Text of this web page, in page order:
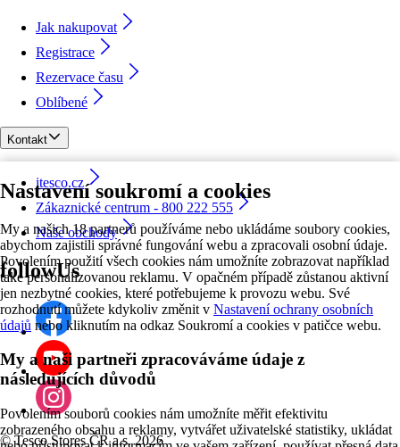
Nastavení soukromí a cookies
My a našich 18 partnerů používáme nebo ukládáme soubory cookies,
abychom zajistili správné fungování webu a zpracovali osobní údaje.
Povolením použití všech cookies nám umožníte zobrazovat například
také personalizovanou reklamu. V opačném případě zůstanou aktivní
jen nezbytné cookies, které potřebujeme k provozu webu. Své
rozhodnutí můžete kdykoliv změnit v Nastavení ochrany osobních
údajů nebo kliknutím na odkaz Soukromí a cookies v patičce webu.
My a naši partneři zpracováváme údaje z
následujících důvodů
Povolením souborů cookies nám umožníte měřit efektivitu
zobrazeného obsahu a reklamy, vytvářet uživatelské statistiky, ukládat
Jak nakupovat
Registrace
Rezervace času
Oblíbené
Kontakt
itesco.cz
Zákaznické centrum - 800 222 555
Naše obchody
followUs
©Tesco Stores ČR a.s. 2026